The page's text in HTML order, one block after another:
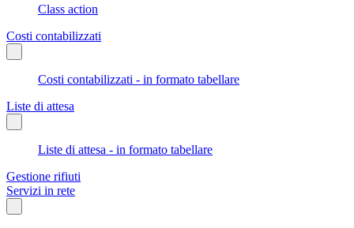
Class action
Costi contabilizzati
Costi contabilizzati - in formato tabellare
Liste di attesa
Liste di attesa - in formato tabellare
Gestione rifiuti
Servizi in rete